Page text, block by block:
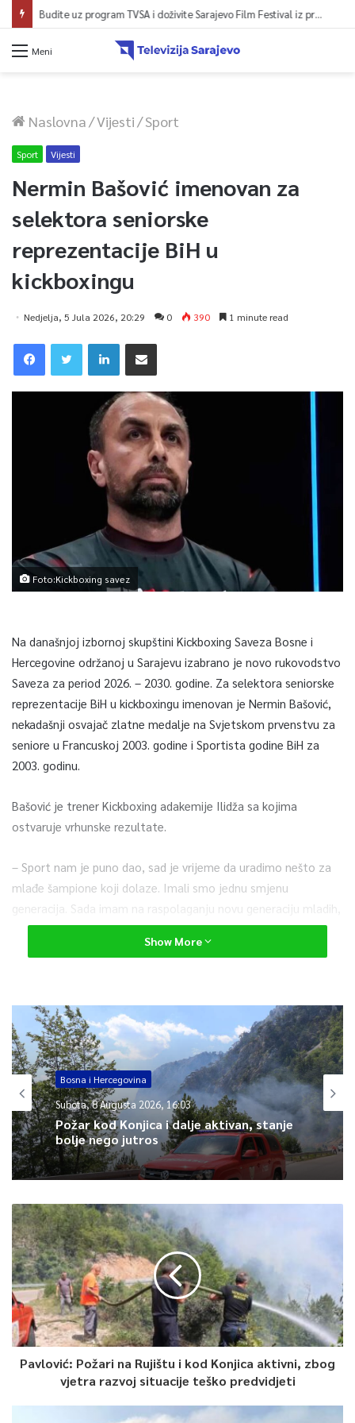
Budite uz program TVSA i doživite Sarajevo Film Festival iz prvog reda!
Meni
Naslovna/Vijesti/Sport
Sport Vijesti
Nermin Bašović imenovan za
selektora seniorske
reprezentacije BiH u
kickboxingu
Nedjelja, 5 Jula 2026, 20:29 0 390 1 minute read
Foto:Kickboxing savez
Na današnjoj izbornoj skupštini Kickboxing Saveza Bosne i
Hercegovine održanoj u Sarajevu izabrano je novo rukovodstvo
Saveza za period 2026. – 2030. godine. Za selektora seniorske
reprezentacije BiH u kickboxingu imenovan je Nermin Bašović,
nekadašnji osvajač zlatne medalje na Svjetskom prvenstvu za
seniore u Francuskoj 2003. godine i Sportista godine BiH za
2003. godinu.
Bašović je trener Kickboxing adakemije Ilidža sa kojima
ostvaruje vrhunske rezultate.
– Sport nam je puno dao, sad je vrijeme da uradimo nešto za
mlađe šampione koji dolaze. Imali smo jednu smjenu
generacija. Sada imam na raspolaganju novu generaciju mladih,
hrabrih i perspektivnih takmičara i mislim da možemo uz
adekvatne pripreme i zajednički rad svih nas ostvariti dobre
On je najavio da prvi nastup seniorska reprezentacija BiH
očekuje u novembru na Evropskom prvenstvu za seniore u
Skoplju, saopćeno je iz Kickboxing Saveza BiH.
0
Article Rating
Show More
Bosna i Hercegovina
Subota, 8 Augusta 2026, 16:03
Požar kod Konjica i dalje aktivan, stanje
bolje nego jutros
Kultura
Subota, 8 Augusta 2026, 15:16
Budite uz program TVSA i doživite
Sarajevo Film Festival iz prvog reda!
Pavlović: Požari na Rujištu i kod Konjica aktivni, zbog
vjetra razvoj situacije teško predvidjeti